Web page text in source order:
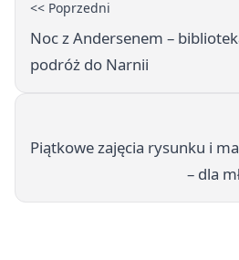
<< Poprzedni
Noc z Andersenem –
podróż do Narnii
Piątkowe zajęcia rysunku i
– dla